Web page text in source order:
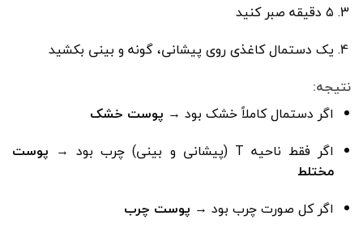
۵ دقیقه صبر کنید
یک دستمال کاغذی روی پیشانی، گونه و بینی بکشید
نتیجه:
اگر دستمال کاملاً خشک بود → پوست خشک
اگر فقط ناحیه T (پیشانی و بینی) چرب بود →
پوست
مختلط
اگر کل صورت چرب بود → پوست چرب